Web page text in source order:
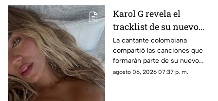
Karol G revela el
tracklist de su nuevo
álbum antes de su
lanzamiento; esta es la
lista completa
La cantante colombiana
compartió las canciones que
formarán parte de su nuevo
material de estudio,
agosto 06, 2026 07:37 p. m.